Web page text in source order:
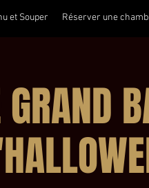
et Souper Réserver une